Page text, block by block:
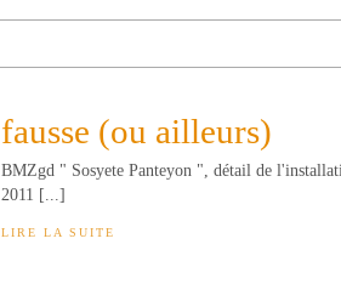
fausse (ou ailleurs)
BMZgd " Sosyete Panteyon ", détail de
2011 [...]
LIRE LA SUITE